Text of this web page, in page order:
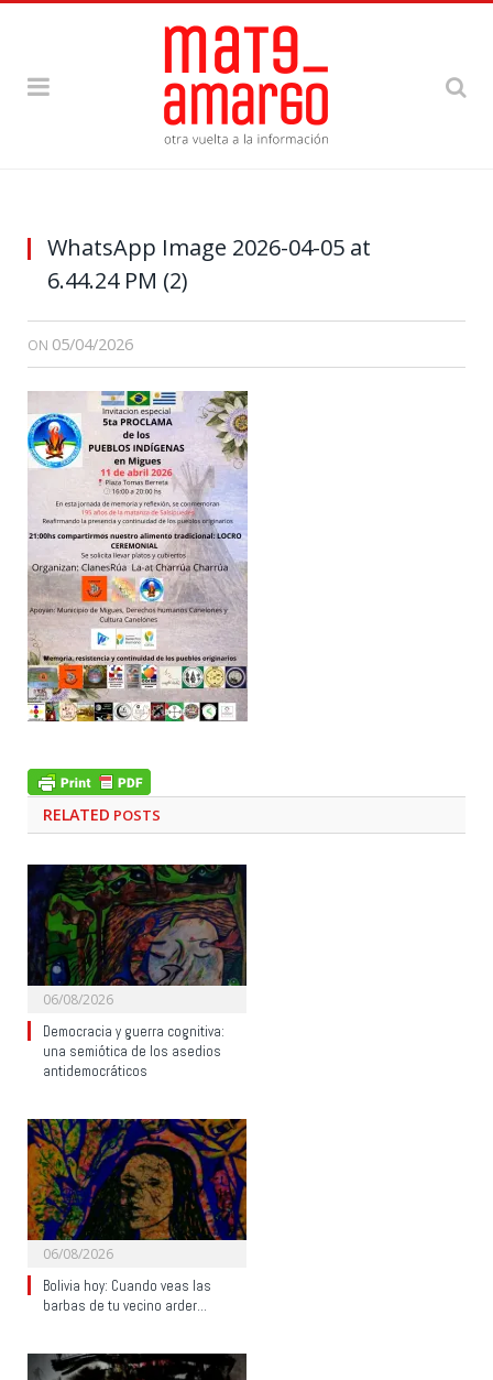
WhatsApp Image 2026-04-05 at
6.44.24 PM (2)
ON 05/04/2026
RELATED POSTS
06/08/2026
Democracia y guerra cognitiva:
una semiótica de los asedios
antidemocráticos
06/08/2026
Bolivia hoy: Cuando veas las
barbas de tu vecino arder…